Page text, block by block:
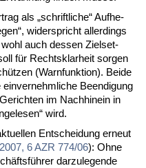
als „schrift­li­che“ Auf­he­
wi­der­spricht al­ler­dings
wohl auch des­sen Ziel­set­
für Rechts­klar­heit sor­gen
(Warn­funk­ti­on). Bei­de
Be­en­di­gung
im Nach­hin­ein in
wird.
Ent­schei­dung er­neut
6 AZR 774/06): Oh­ne
dar­zu­le­gen­de